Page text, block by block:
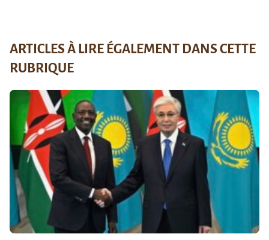
ARTICLES À LIRE ÉGALEMENT DANS CETTE
RUBRIQUE